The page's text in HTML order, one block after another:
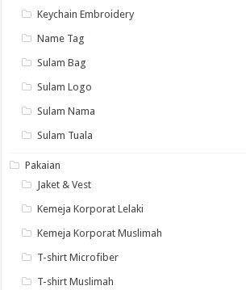
Keychain Embroidery
Name Tag
Sulam Bag
Sulam Logo
Sulam Nama
Sulam Tuala
Pakaian
Jaket & Vest
Kemeja Korporat Lelaki
Kemeja Korporat Muslimah
T-shirt Microfiber
T-shirt Muslimah